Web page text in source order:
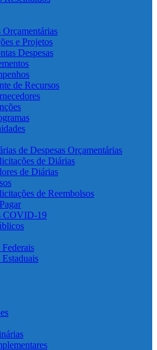
Orçamentárias
e Projetos
Despesas
de Recursos
de Despesas Orçamentárias
de Diárias
de Diárias
de Reembolsos
COVID-19